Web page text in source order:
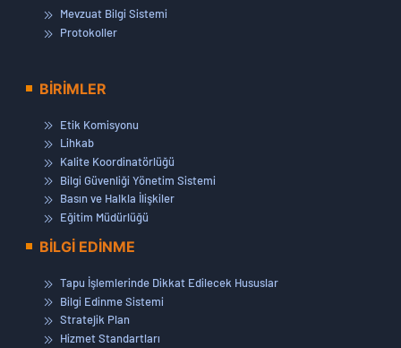
Mevzuat Bilgi Sistemi
Protokoller
BİRİMLER
Etik Komisyonu
Lihkab
Kalite Koordinatörlüğü
Bilgi Güvenliği Yönetim Sistemi
Basın ve Halkla İlişkiler
Eğitim Müdürlüğü
BİLGİ EDİNME
Tapu İşlemlerinde Dikkat Edilecek Hususlar
Bilgi Edinme Sistemi
Stratejik Plan
Hizmet Standartları